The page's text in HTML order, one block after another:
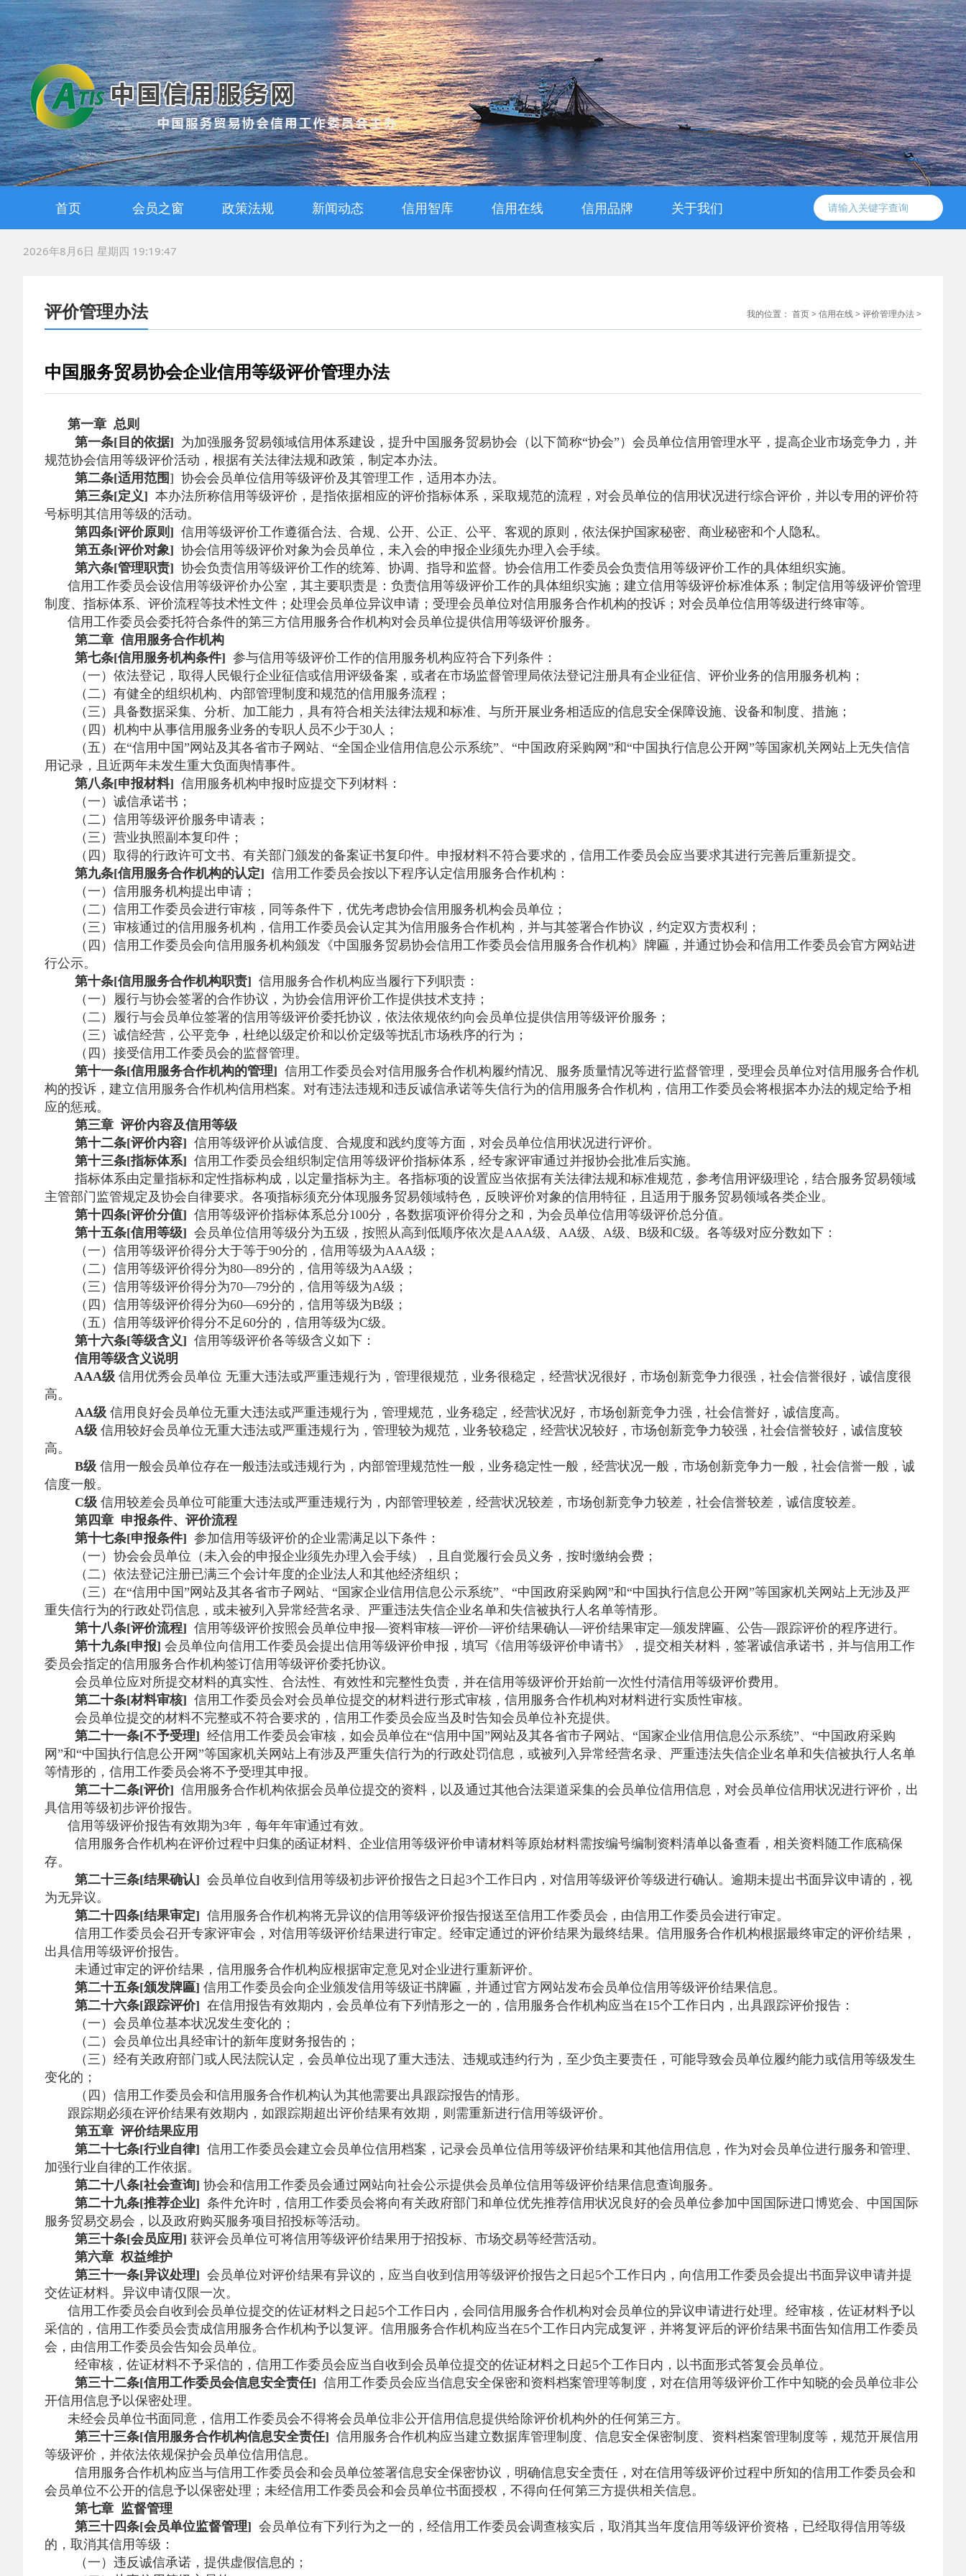
首页 会员之窗 政策法规 新闻动态 信用智库 信用在线 信用品牌 关于我们
2026年8月6日 星期四 19:19:47
评价管理办法 我的位置： 首页> 信用在线> 评价管理办法>
中国服务贸易协会企业信用等级评价管理办法
第一章 总则
第一条[目的依据] 为加强服务贸易领域信用体系建设，提升中国服务贸易协会（以下简称“协会”）会员单位信用管理水平，提高企业市场竞争力，并
规范协会信用等级评价活动，根据有关法律法规和政策，制定本办法。
第二条[适用范围] 协会会员单位信用等级评价及其管理工作，适用本办法。
第三条[定义] 本办法所称信用等级评价，是指依据相应的评价指标体系，采取规范的流程，对会员单位的信用状况进行综合评价，并以专用的评价符
号标明其信用等级的活动。
第四条[评价原则] 信用等级评价工作遵循合法、合规、公开、公正、公平、客观的原则，依法保护国家秘密、商业秘密和个人隐私。
第五条[评价对象] 协会信用等级评价对象为会员单位，未入会的申报企业须先办理入会手续。
第六条[管理职责] 协会负责信用等级评价工作的统筹、协调、指导和监督。协会信用工作委员会负责信用等级评价工作的具体组织实施。
信用工作委员会设信用等级评价办公室，其主要职责是：负责信用等级评价工作的具体组织实施；建立信用等级评价标准体系；制定信用等级评价管理
制度、指标体系、评价流程等技术性文件；处理会员单位异议申请；受理会员单位对信用服务合作机构的投诉；对会员单位信用等级进行终审等。
信用工作委员会委托符合条件的第三方信用服务合作机构对会员单位提供信用等级评价服务。
第二章 信用服务合作机构
第七条[信用服务机构条件] 参与信用等级评价工作的信用服务机构应符合下列条件：
（一）依法登记，取得人民银行企业征信或信用评级备案，或者在市场监督管理局依法登记注册具有企业征信、评价业务的信用服务机构；
（二）有健全的组织机构、内部管理制度和规范的信用服务流程；
（三）具备数据采集、分析、加工能力，具有符合相关法律法规和标准、与所开展业务相适应的信息安全保障设施、设备和制度、措施；
（四）机构中从事信用服务业务的专职人员不少于30人；
（五）在“信用中国”网站及其各省市子网站、“全国企业信用信息公示系统”、“中国政府采购网”和“中国执行信息公开网”等国家机关网站上无失信信
用记录，且近两年未发生重大负面舆情事件。
第八条[申报材料] 信用服务机构申报时应提交下列材料：
（一）诚信承诺书；
（二）信用等级评价服务申请表；
（三）营业执照副本复印件；
（四）取得的行政许可文书、有关部门颁发的备案证书复印件。 申报材料不符合要求的，信用工作委员会应当要求其进行完善后重新提交。
第九条[信用服务合作机构的认定] 信用工作委员会按以下程序认定信用服务合作机构：
（一）信用服务机构提出申请；
（二）信用工作委员会进行审核，同等条件下，优先考虑协会信用服务机构会员单位；
（三）审核通过的信用服务机构，信用工作委员会认定其为信用服务合作机构，并与其签署合作协议，约定双方责权利；
（四）信用工作委员会向信用服务机构颁发《中国服务贸易协会信用工作委员会信用服务合作机构》牌匾，并通过协会和信用工作委员会官方网站进
行公示。
第十条[信用服务合作机构职责] 信用服务合作机构应当履行下列职责：
（一）履行与协会签署的合作协议，为协会信用评价工作提供技术支持；
（二）履行与会员单位签署的信用等级评价委托协议，依法依规依约向会员单位提供信用等级评价服务；
（三）诚信经营，公平竞争，杜绝以级定价和以价定级等扰乱市场秩序的行为；
（四）接受信用工作委员会的监督管理。
第十一条[信用服务合作机构的管理] 信用工作委员会对信用服务合作机构履约情况、服务质量情况等进行监督管理，受理会员单位对信用服务合作机
构的投诉，建立信用服务合作机构信用档案。 对有违法违规和违反诚信承诺等失信行为的信用服务合作机构，信用工作委员会将根据本办法的规定给予相
应的惩戒。
第三章 评价内容及信用等级
第十二条[评价内容] 信用等级评价从诚信度、合规度和践约度等方面，对会员单位信用状况进行评价。
第十三条[指标体系] 信用工作委员会组织制定信用等级评价指标体系，经专家评审通过并报协会批准后实施。
指标体系由定量指标和定性指标构成，以定量指标为主。各指标项的设置应当依据有关法律法规和标准规范，参考信用评级理论，结合服务贸易领域
主管部门监管规定及协会自律要求。各项指标须充分体现服务贸易领域特色，反映评价对象的信用特征，且适用于服务贸易领域各类企业。
第十四条[评价分值] 信用等级评价指标体系总分100分，各数据项评价得分之和，为会员单位信用等级评价总分值。
第十五条[信用等级] 会员单位信用等级分为五级，按照从高到低顺序依次是AAA级、AA级、A级、B级和C级。各等级对应分数如下：
（一）信用等级评价得分大于等于90分的，信用等级为AAA级；
（二）信用等级评价得分为80—89分的，信用等级为AA级；
（三）信用等级评价得分为70—79分的，信用等级为A级；
（四）信用等级评价得分为60—69分的，信用等级为B级；
（五）信用等级评价得分不足60分的，信用等级为C级。
第十六条[等级含义] 信用等级评价各等级含义如下：
信用等级含义说明
AAA级 信用优秀会员单位 无重大违法或严重违规行为，管理很规范，业务很稳定，经营状况很好，市场创新竞争力很强，社会信誉很好，诚信度很
高。
AA级 信用良好会员单位无重大违法或严重违规行为，管理规范，业务稳定，经营状况好，市场创新竞争力强，社会信誉好，诚信度高。
A级 信用较好会员单位无重大违法或严重违规行为，管理较为规范，业务较稳定，经营状况较好，市场创新竞争力较强，社会信誉较好，诚信度较
高。
B级 信用一般会员单位存在一般违法或违规行为，内部管理规范性一般，业务稳定性一般，经营状况一般，市场创新竞争力一般，社会信誉一般，诚
信度一般。
C级 信用较差会员单位可能重大违法或严重违规行为，内部管理较差，经营状况较差，市场创新竞争力较差，社会信誉较差，诚信度较差。
第四章 申报条件、评价流程
第十七条[申报条件] 参加信用等级评价的企业需满足以下条件：
（一）协会会员单位（未入会的申报企业须先办理入会手续），且自觉履行会员义务，按时缴纳会费；
（二）依法登记注册已满三个会计年度的企业法人和其他经济组织；
（三）在“信用中国”网站及其各省市子网站、“国家企业信用信息公示系统”、“中国政府采购网”和“中国执行信息公开网”等国家机关网站上无涉及严
重失信行为的行政处罚信息，或未被列入异常经营名录、严重违法失信企业名单和失信被执行人名单等情形。
第十八条[评价流程] 信用等级评价按照会员单位申报—资料审核—评价—评价结果确认—评价结果审定—颁发牌匾、公告—跟踪评价的程序进行。
第十九条[申报] 会员单位向信用工作委员会提出信用等级评价申报，填写《信用等级评价申请书》，提交相关材料，签署诚信承诺书，并与信用工作
委员会指定的信用服务合作机构签订信用等级评价委托协议。
会员单位应对所提交材料的真实性、合法性、有效性和完整性负责，并在信用等级评价开始前一次性付清信用等级评价费用。
第二十条[材料审核] 信用工作委员会对会员单位提交的材料进行形式审核，信用服务合作机构对材料进行实质性审核。
会员单位提交的材料不完整或不符合要求的，信用工作委员会应当及时告知会员单位补充提供。
第二十一条[不予受理] 经信用工作委员会审核，如会员单位在“信用中国”网站及其各省市子网站、“国家企业信用信息公示系统”、“中国政府采购
网”和“中国执行信息公开网”等国家机关网站上有涉及严重失信行为的行政处罚信息，或被列入异常经营名录、严重违法失信企业名单和失信被执行人名单
等情形的，信用工作委员会将不予受理其申报。
第二十二条[评价] 信用服务合作机构依据会员单位提交的资料，以及通过其他合法渠道采集的会员单位信用信息，对会员单位信用状况进行评价，出
具信用等级初步评价报告。
信用等级评价报告有效期为3年，每年年审通过有效。
信用服务合作机构在评价过程中归集的函证材料、企业信用等级评价申请材料等原始材料需按编号编制资料清单以备查看，相关资料随工作底稿保
存。
第二十三条[结果确认] 会员单位自收到信用等级初步评价报告之日起3个工作日内，对信用等级评价等级进行确认。逾期未提出书面异议申请的，视
为无异议。
第二十四条[结果审定] 信用服务合作机构将无异议的信用等级评价报告报送至信用工作委员会，由信用工作委员会进行审定。
信用工作委员会召开专家评审会，对信用等级评价结果进行审定。经审定通过的评价结果为最终结果。信用服务合作机构根据最终审定的评价结果，
出具信用等级评价报告。
未通过审定的评价结果，信用服务合作机构应根据审定意见对企业进行重新评价。
第二十五条[颁发牌匾] 信用工作委员会向企业颁发信用等级证书牌匾，并通过官方网站发布会员单位信用等级评价结果信息。
第二十六条[跟踪评价] 在信用报告有效期内，会员单位有下列情形之一的，信用服务合作机构应当在15个工作日内，出具跟踪评价报告：
（一）会员单位基本状况发生变化的；
（二）会员单位出具经审计的新年度财务报告的；
（三）经有关政府部门或人民法院认定，会员单位出现了重大违法、违规或违约行为，至少负主要责任，可能导致会员单位履约能力或信用等级发生
变化的；
（四）信用工作委员会和信用服务合作机构认为其他需要出具跟踪报告的情形。
跟踪期必须在评价结果有效期内，如跟踪期超出评价结果有效期，则需重新进行信用等级评价。
第五章 评价结果应用
第二十七条[行业自律] 信用工作委员会建立会员单位信用档案，记录会员单位信用等级评价结果和其他信用信息，作为对会员单位进行服务和管理、
加强行业自律的工作依据。
第二十八条[社会查询] 协会和信用工作委员会通过网站向社会公示提供会员单位信用等级评价结果信息查询服务。
第二十九条[推荐企业] 条件允许时，信用工作委员会将向有关政府部门和单位优先推荐信用状况良好的会员单位参加中国国际进口博览会、中国国际
服务贸易交易会，以及政府购买服务项目招投标等活动。
第三十条[会员应用] 获评会员单位可将信用等级评价结果用于招投标、市场交易等经营活动。
第六章 权益维护
第三十一条[异议处理] 会员单位对评价结果有异议的，应当自收到信用等级评价报告之日起5个工作日内，向信用工作委员会提出书面异议申请并提
交佐证材料。异议申请仅限一次。
信用工作委员会自收到会员单位提交的佐证材料之日起5个工作日内，会同信用服务合作机构对会员单位的异议申请进行处理。经审核，佐证材料予以
采信的，信用工作委员会责成信用服务合作机构予以复评。信用服务合作机构应当在5个工作日内完成复评，并将复评后的评价结果书面告知信用工作委员
会，由信用工作委员会告知会员单位。
经审核，佐证材料不予采信的，信用工作委员会应当自收到会员单位提交的佐证材料之日起5个工作日内，以书面形式答复会员单位。
第三十二条[信用工作委员会信息安全责任] 信用工作委员会应当信息安全保密和资料档案管理等制度，对在信用等级评价工作中知晓的会员单位非公
开信用信息予以保密处理。
未经会员单位书面同意，信用工作委员会不得将会员单位非公开信用信息提供给除评价机构外的任何第三方。
第三十三条[信用服务合作机构信息安全责任] 信用服务合作机构应当建立数据库管理制度、信息安全保密制度、资料档案管理制度等，规范开展信用
等级评价，并依法依规保护会员单位信用信息。
信用服务合作机构应当与信用工作委员会和会员单位签署信息安全保密协议，明确信息安全责任，对在信用等级评价过程中所知的信用工作委员会和
会员单位不公开的信息予以保密处理；未经信用工作委员会和会员单位书面授权，不得向任何第三方提供相关信息。
第七章 监督管理
第三十四条[会员单位监督管理] 会员单位有下列行为之一的，经信用工作委员会调查核实后，取消其当年度信用等级评价资格，已经取得信用等级
的，取消其信用等级：
（一）违反诚信承诺，提供虚假信息的；